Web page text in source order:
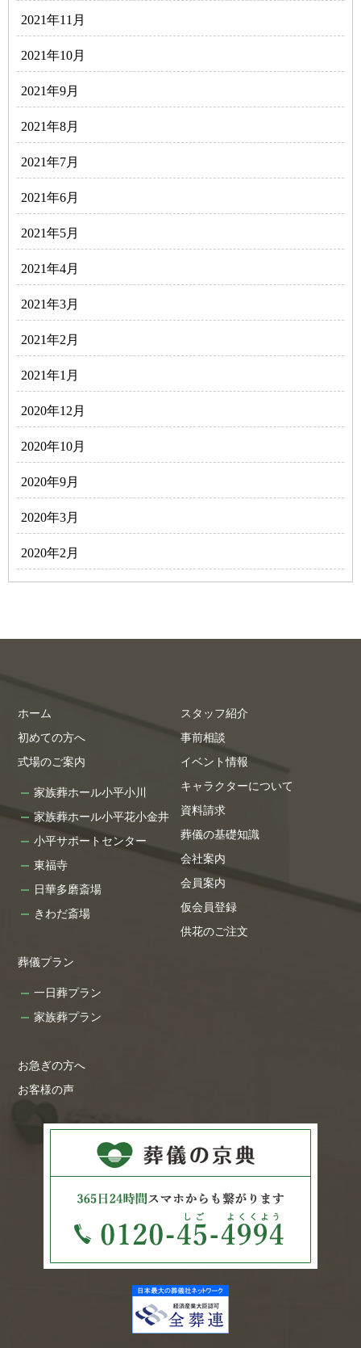
2021年11月
2021年10月
2021年9月
2021年8月
2021年7月
2021年6月
2021年5月
2021年4月
2021年3月
2021年2月
2021年1月
2020年12月
2020年10月
2020年9月
2020年3月
2020年2月
ホーム
初めての方へ
式場のご案内
家族葬ホール小平小川
家族葬ホール小平花小金井
小平サポートセンター
東福寺
日華多磨斎場
きわだ斎場
葬儀プラン
一日葬プラン
家族葬プラン
お急ぎの方へ
お客様の声
スタッフ紹介
事前相談
イベント情報
キャラクターについて
資料請求
葬儀の基礎知識
会社案内
会員案内
仮会員登録
供花のご注文